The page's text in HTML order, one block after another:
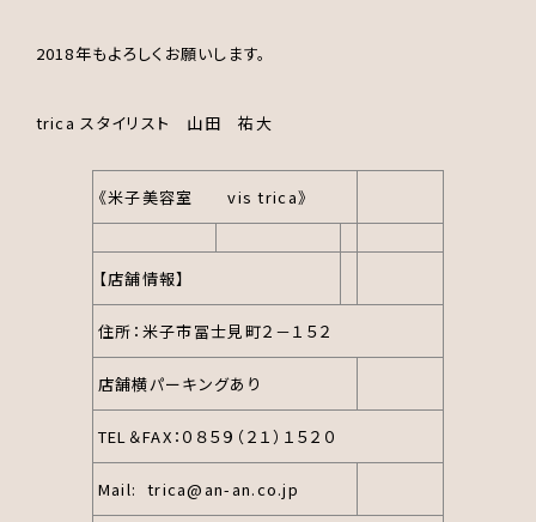
2018年もよろしくお願いします。
trica スタイリスト 山田 祐大
《米子美容室 vis trica》
【店舗情報】
住所：米子市冨士見町２－１５２
店舗横パーキングあり
TEL＆FAX：０８５９（２１）１５２０
Mail: trica@an-an.co.jp